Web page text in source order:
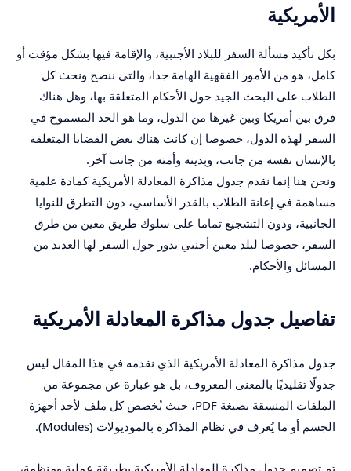
الأمريكية
بكل تأكيد مسألة السفر للبلاد الأجنبية، والإقامة فيها بشكل مؤقت أو
كامل، هو من الأمور الفقهية الهامة جدا، والتي ننصح ونحث كل
الطلاب على البحث الجيد حول الأحكام المتعلقة بها، وهل هناك
فرق بين أمريكا وبين غيرها من الدول، وما هو الحد المسموح في
السفر لهذه الدول، خصوصا إن كانت هناك بعض القضايا المتعلقة
بالإنسان نفسه من جانب، وبدينه وأمته من جانب آخر.
ونحن هنا إنما نقدم جدول مذاكرة المعادلة الأمريكية كمادة علمية
مساهمة في إعانة الطلاب بالقدر الأساسي، دون التطرق للنوايا
الجانبية، ودون التشجيع تماما على سلوك طريق معين من طرق
السفر، خصوصا لبلد معين أجنبي يدور حول السفر لها العديد من
المسائل والأحكام.
تفاصيل جدول مذاكرة المعادلة الأمريكية
جدول مذاكرة المعادلة الأمريكية الذي نقدمه في هذا المقال ليس
جدولًا تقليديًا بالمعنى المعروف، بل هو عبارة عن مجموعة من
الملفات المنسقة بصيغة PDF، حيث يُخصص كل ملف لأحد أجهزة
الجسم أو ما يُعرف في نظام المذاكرة بالموديولات (Modules).
تم تصميم جدول مذاكرة المعادلة الأمريكية بطريقة عملية ومنظمة،